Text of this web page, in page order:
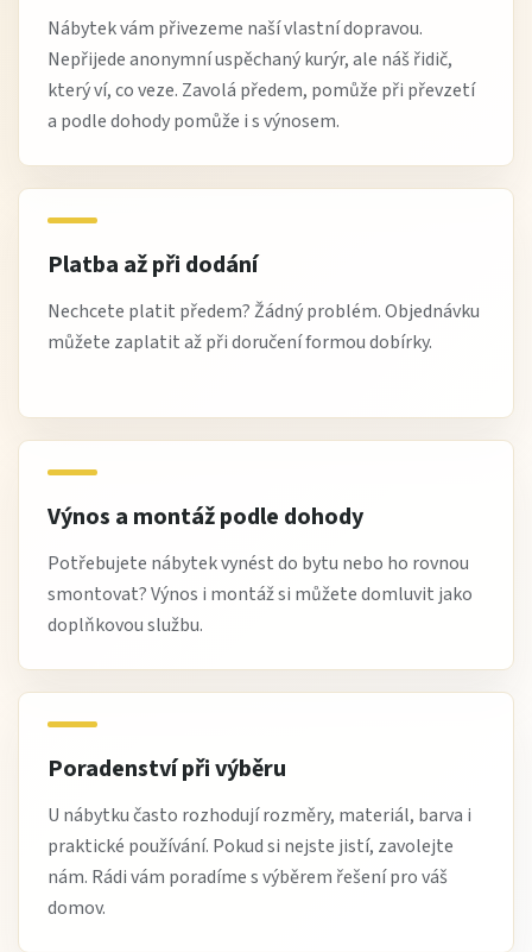
Nábytek vám přivezeme naší vlastní dopravou.
Nepřijede anonymní uspěchaný kurýr, ale náš řidič,
který ví, co veze. Zavolá předem, pomůže při převzetí
a podle dohody pomůže i s výnosem.
Platba až při dodání
Nechcete platit předem? Žádný problém. Objednávku
můžete zaplatit až při doručení formou dobírky.
Výnos a montáž podle dohody
Potřebujete nábytek vynést do bytu nebo ho rovnou
smontovat? Výnos i montáž si můžete domluvit jako
doplňkovou službu.
Poradenství při výběru
U nábytku často rozhodují rozměry, materiál, barva i
praktické používání. Pokud si nejste jistí, zavolejte
nám. Rádi vám poradíme s výběrem řešení pro váš
domov.